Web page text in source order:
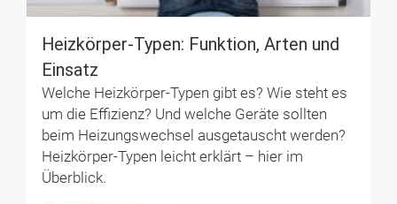
Marktanteilen in Deutschland so aussieht:
Daikin.
Antworten
Kommentar schreiben
Heizkörper-Typen: Funktion, Arten und
Einsatz
Welche Heizkörper-Typen gibt es? Wie steht es
um die Effizienz? Und welche Geräte sollten
beim Heizungswechsel ausgetauscht werden?
Heizkörper-Typen leicht erklärt – hier im
Überblick.